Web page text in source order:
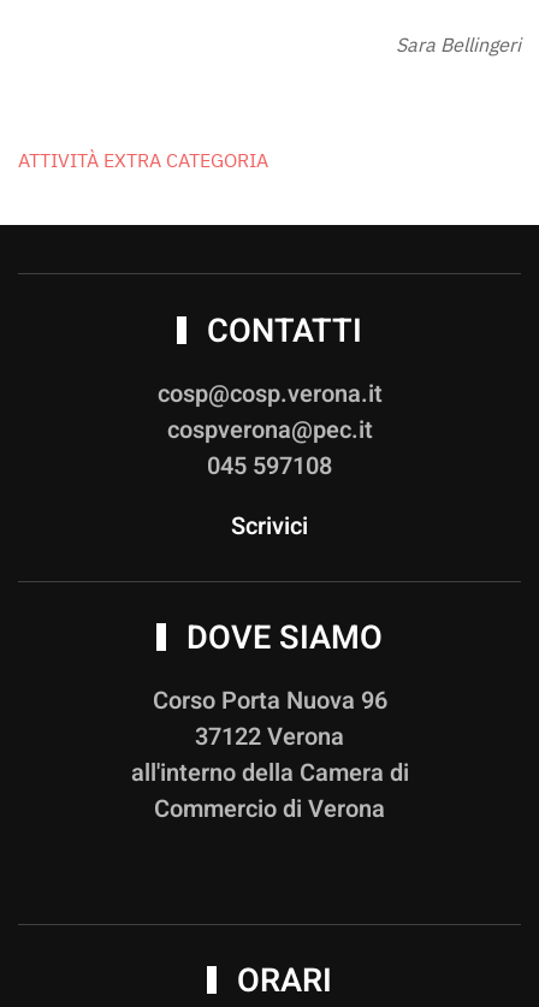
Sara Bellingeri
ATTIVITÀ EXTRA CATEGORIA
CONTATTI
cosp@cosp.verona.it
cospverona@pec.it
045 597108
Scrivici
DOVE SIAMO
Corso Porta Nuova 96
37122 Verona
all'interno della Camera di
Commercio di Verona
ORARI